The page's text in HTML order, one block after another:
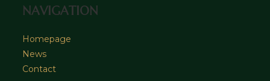
NAVIGATION
Homepage
News
Contact